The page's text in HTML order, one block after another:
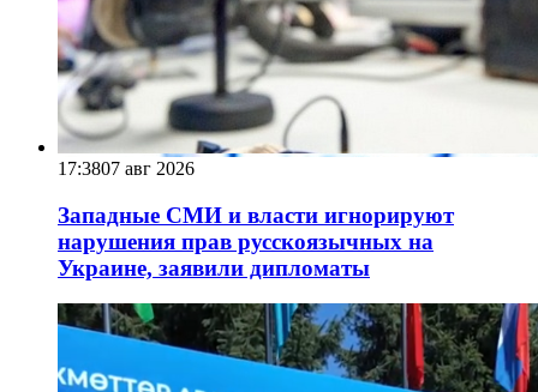
17:3807 авг 2026
Западные СМИ и власти игнорируют
нарушения прав русскоязычных на
Украине, заявили дипломаты